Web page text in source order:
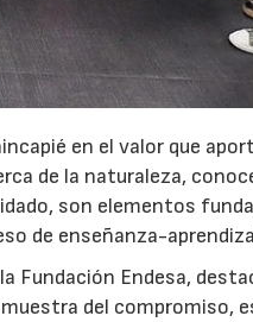
en el valor que
de la naturaleza,
son elementos
de enseñanza-
Fundación Endesa,
del compromiso,